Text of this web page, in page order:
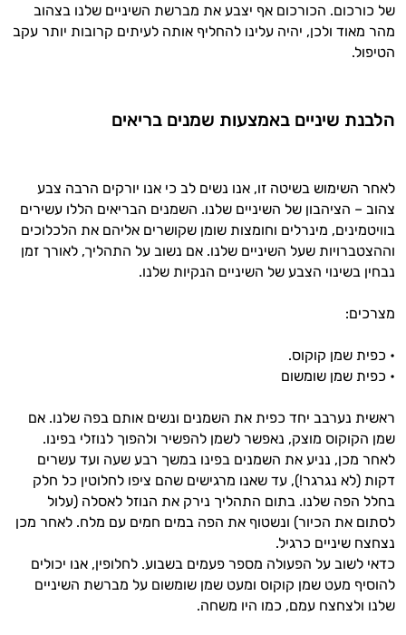
של כורכום. הכורכום אף יצבע את מברשת השיניים שלנו בצהוב
מהר מאוד ולכן, יהיה עלינו להחליף אותה לעיתים קרובות יותר עקב
הטיפול.
הלבנת שיניים באמצעות שמנים בריאים
לאחר השימוש בשיטה זו, אנו נשים לב כי אנו יורקים הרבה צבע
צהוב – הציהבון של השיניים שלנו. השמנים הבריאים הללו עשירים
בוויטמינים, מינרלים וחומצות שומן שקושרים אליהם את הלכלוכים
וההצטברויות שעל השיניים שלנו. אם נשוב על התהליך, לאורך זמן
נבחין בשינוי הצבע של השיניים הנקיות שלנו.
מצרכים:
• כפית שמן קוקוס.
• כפית שמן שומשום
ראשית נערבב יחד כפית את השמנים ונשים אותם בפה שלנו. אם
שמן הקוקוס מוצק, נאפשר לשמן להפשיר ולהפוך לנוזלי בפינו.
לאחר מכן, נניע את השמנים בפינו במשך רבע שעה ועד עשרים
דקות (לא נגרגר!), עד שאנו מרגישים שהם ציפו לחלוטין כל חלק
בחלל הפה שלנו. בתום התהליך נירק את הנוזל לאסלה (עלול
לסתום את הכיור) ונשטוף את הפה במים חמים עם מלח. לאחר מכן
נצחצח שיניים כרגיל.
כדאי לשוב על הפעולה מספר פעמים בשבוע. לחלופין, אנו יכולים
להוסיף מעט שמן קוקוס ומעט שמן שומשום על מברשת השיניים
שלנו ולצחצח עמם, כמו היו משחה.